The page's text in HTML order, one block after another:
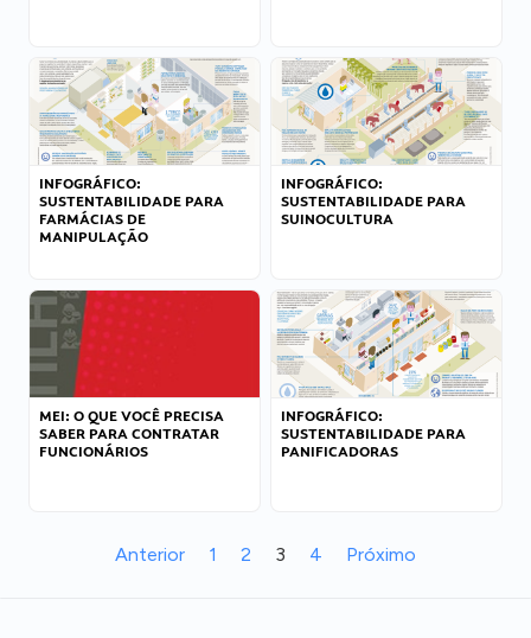
INFOGRÁFICO:
SUSTENTABILIDADE PARA
FARMÁCIAS DE
MANIPULAÇÃO
INFOGRÁFICO:
SUSTENTABILIDADE PARA
SUINOCULTURA
MEI: O QUE VOCÊ PRECISA
SABER PARA CONTRATAR
FUNCIONÁRIOS
INFOGRÁFICO:
SUSTENTABILIDADE PARA
PANIFICADORAS
Anterior 1 2 3 4 Próximo